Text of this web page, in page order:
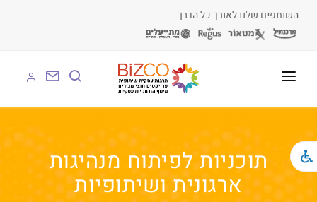
השותפים שלנו לאורך כל הדרך
על BIZCO
BIZCO לעסקים
BIZCO לרשויות
תוכניות לפיתוח מנהיגות
ארגונית ושיתופיות